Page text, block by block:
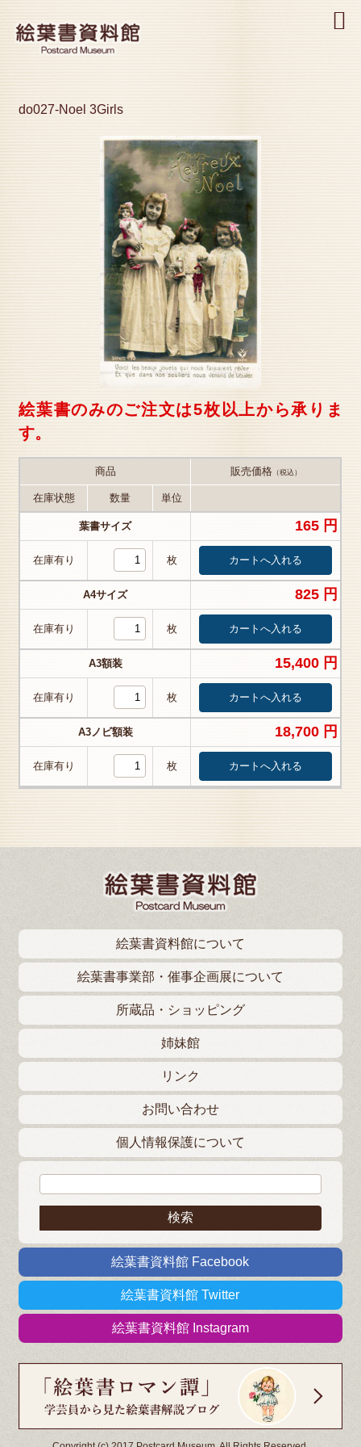
do027-Noel 3Girls
絵葉書のみのご注文は5枚以上から承りま
す。
商品 販売価格（税込）
在庫状態 数量 単位
葉書サイズ 165 円
在庫有り 枚
A4サイズ 825 円
在庫有り 枚
A3額装 15,400 円
在庫有り 枚
A3ノビ額装 18,700 円
在庫有り 枚
絵葉書資料館について
絵葉書事業部・催事企画展について
所蔵品・ショッピング
姉妹館
リンク
お問い合わせ
個人情報保護について
絵葉書資料館 Facebook
絵葉書資料館 Twitter
絵葉書資料館 Instagram